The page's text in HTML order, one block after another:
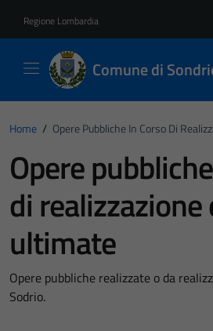
Regione Lombardia
Comune di
Home / Opere Pubbliche In Corso Di
Opere
di realizzazione
ultimate
Opere pubbliche realizzate o da
Sodrio.